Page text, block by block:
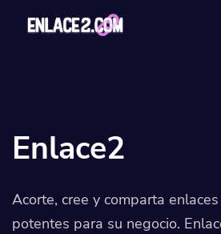
Enlace2
Acorte, cree y comparta
potentes para su negocio.